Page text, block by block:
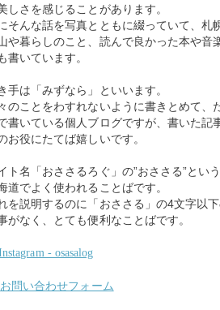
しさを感じることがあります。
そんな話を写真とともに綴っていて、札
や暮らしのこと、読んで良かった本や音
書いています。
手は「みずなら」といいます。
のことをわすれないように書きとめて、
書いている個人ブログですが、書いた記
お役にたてば嬉しいです。
ト名「おささるろぐ」の”おささる”という
道でよく使われることばです。
を説明するのに「おささる」の4文字以
がなく、とても便利なことばです。
- osasalog
お問い合わせフォーム